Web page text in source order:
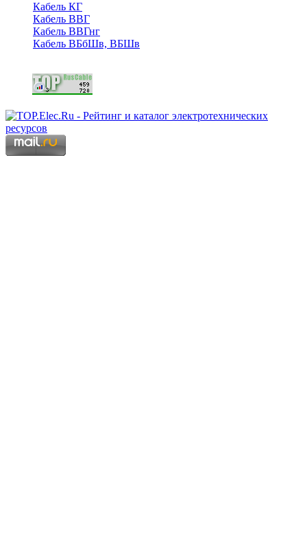
Кабель КГ
Кабель ВВГ
Кабель ВВГнг
Кабель ВБбШв, ВБШв